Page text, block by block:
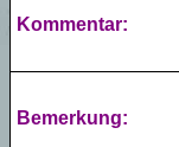
Kommentar:
Bemerkung: